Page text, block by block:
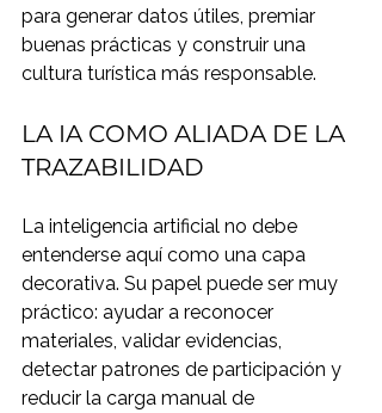
para generar datos útiles, premiar
buenas prácticas y construir una
cultura turística más responsable.
LA IA COMO ALIADA DE LA
TRAZABILIDAD
La inteligencia artificial no debe
entenderse aquí como una capa
decorativa. Su papel puede ser muy
práctico: ayudar a reconocer
materiales, validar evidencias,
detectar patrones de participación y
reducir la carga manual de